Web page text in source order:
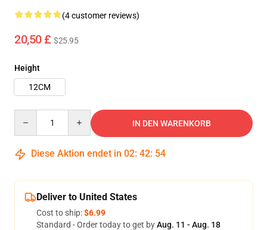
(4 customer reviews)
20,50 £ $25.95
Height
12CM
IN DEN WARENKORB
Diese Aktion endet in 02: 42: 54
Deliver to United States
Cost to ship:$6.99
Standard - Order today to get byAug. 11 - Aug. 18